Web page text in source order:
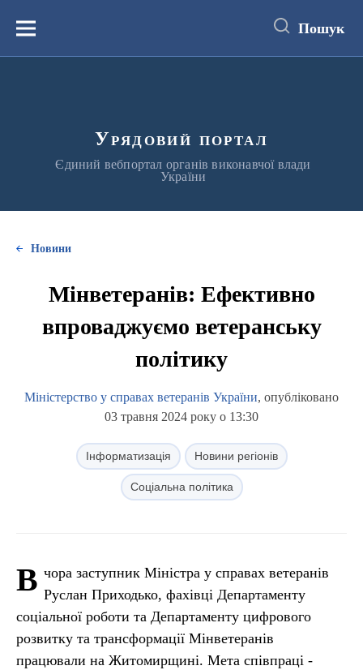
вмістуМеню Пошук
Урядовий портал
Єдиний вебпортал органів виконавчої влади
України
Новини
Мінветеранів: Ефективно
впроваджуємо ветеранську
політику
Міністерство у справах ветеранів України, опубліковано
03 травня 2024 року о 13:30
Інформатизація Новини регіонів
Соціальна політика
В чора заступник Міністра у справах ветеранів
Руслан Приходько, фахівці Департаменту
соціальної роботи та Департаменту цифрового
розвитку та трансформації Мінветеранів
працювали на Житомирщині. Мета співпраці -